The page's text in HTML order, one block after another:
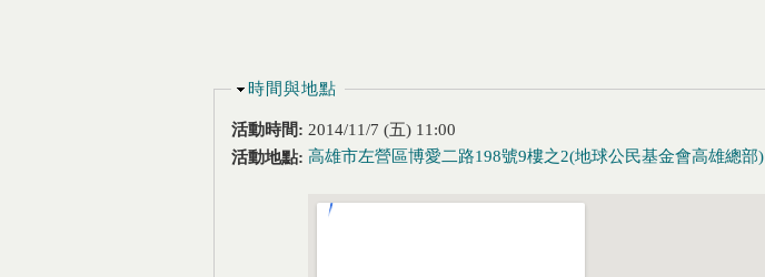
隱藏
時間與地點
活動時間: 2014/11/7 (五) 11:00
活動地點: 高雄市左營區博愛二路198號9樓之2(地球公民基金會高雄總部)